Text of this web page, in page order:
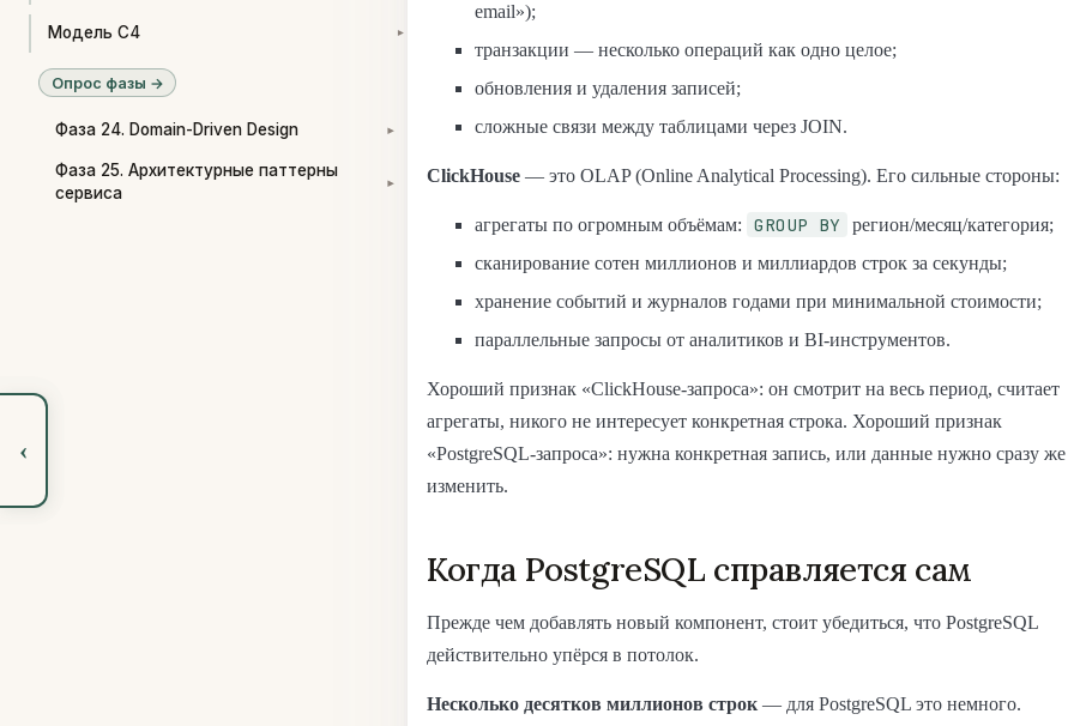
Модель C4 ▾
Опрос фазы →
Фаза 24. Domain-Driven Design ▾
Фаза 25. Архитектурные паттерны
сервиса
▾
‹
email»);
транзакции — несколько операций как одно целое;
обновления и удаления записей;
сложные связи между таблицами через JOIN.
ClickHouse — это OLAP (Online Analytical Processing). Его сильные стороны:
агрегаты по огромным объёмам: GROUP BY
регион/месяц/категория;
сканирование сотен миллионов и миллиардов строк за секунды;
хранение событий и журналов годами при минимальной стоимости;
параллельные запросы от аналитиков и BI-инструментов.
Хороший признак «ClickHouse-запроса»: он смотрит на весь период, считает
агрегаты, никого не интересует конкретная строка. Хороший признак
«PostgreSQL-запроса»: нужна конкретная запись, или данные нужно сразу же
изменить.
Когда PostgreSQL справляется сам
Прежде чем добавлять новый компонент, стоит убедиться, что PostgreSQL
действительно упёрся в потолок.
Несколько десятков миллионов строк — для PostgreSQL это немного.